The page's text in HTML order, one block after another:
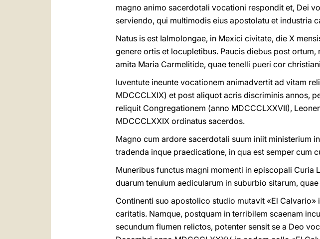
magno animo sacerdotali vocationi respondit et, Dei
serviendo, qui multimodis eius apostolatu et industria
Natus is est Ialmolongae, in Mexici civitate, die X
genere ortis et locupletibus. Paucis diebus post
amita Maria Carmelitide, quae tenelli pueri cor
Iuventute ineunte vocationem animadvertit ad vitam
MDCCCLXIX) et post aliquot acris discriminis annos,
reliquit Congregationem (anno MDCCCLXXVII),
MDCCCLXXIX ordinatus sacerdos.
Magno cum ardore sacerdotali suum iniit ministerium
tradenda inque praedicatione, in qua est semper cum
Muneribus functus magni momenti in episcopali
duarum tenuium aedicularum in suburbio sitarum,
Continenti suo apostolico studio mutavit «El
caritatis. Namque, postquam in terribilem scaenam
secundum flumen relictos, potenter sensit se a Deo